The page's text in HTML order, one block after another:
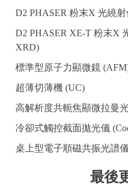
D2 PHASER 粉末X 光繞
D2 PHASER XE-T 粉末X
XRD)
標準型原子力顯微鏡
超薄切薄機 (UC)
高解析度共軛焦顯微拉曼光
冷卻式觸控截面拋光儀
桌上型電子順磁共振光譜
最後